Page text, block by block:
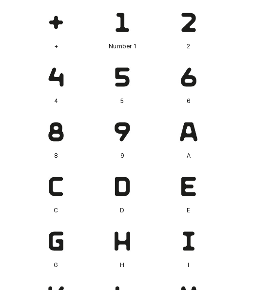
+ Number 1 2
4 5 6
8 9 A
C D E
G H I